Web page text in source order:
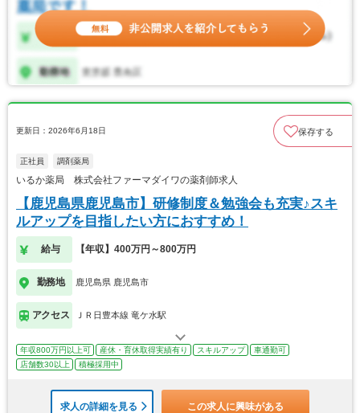
更新日：2026年6月18日 保存する
正社員 調剤薬局
いるか薬局 株式会社ファーマダイワの薬剤師求人
【鹿児島県鹿児島市】研修制度＆勉強会も充実♪スキ
ルアップを目指したい方におすすめ！
給与 【年収】400万円～800万円
勤務地 鹿児島県 鹿児島市
アクセス ＪＲ日豊本線 竜ケ水駅
年収800万円以上可 産休・育休取得実績有り スキルアップ
車通勤可
店舗数30以上
積極採用中
求人の詳細を見る この求人に興味がある